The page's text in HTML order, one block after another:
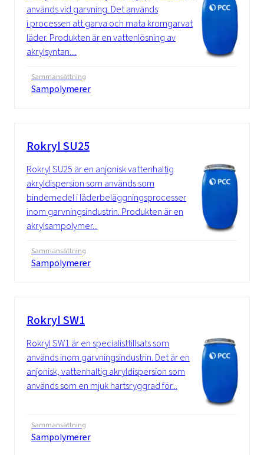
används vid garvning. Det används
i processen att garva och mata kromgarvat
läder. Produkten är en vattenlösning av
akrylsyntan....
Sammansättning
Sampolymerer
Rokryl SU25
Rokryl SU25 är en anjonisk vattenhaltig
akryldispersion som används som
bindemedel i läderbeläggningsprocesser
inom garvningsindustrin. Produkten är en
akrylsampolymer...
Sammansättning
Sampolymerer
Rokryl SW1
Rokryl SW1 är en specialisttillsats som
används inom garvningsindustrin. Det är en
anjonisk, vattenhaltig akryldispersion som
används som en mjuk hartsryggrad för...
Sammansättning
Sampolymerer